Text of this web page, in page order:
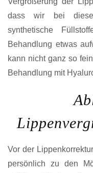
dass wir bei
synthetische
Behandlung etwas
kann nicht ganz so
Behandlung mit
Vor der
persönlich zu den